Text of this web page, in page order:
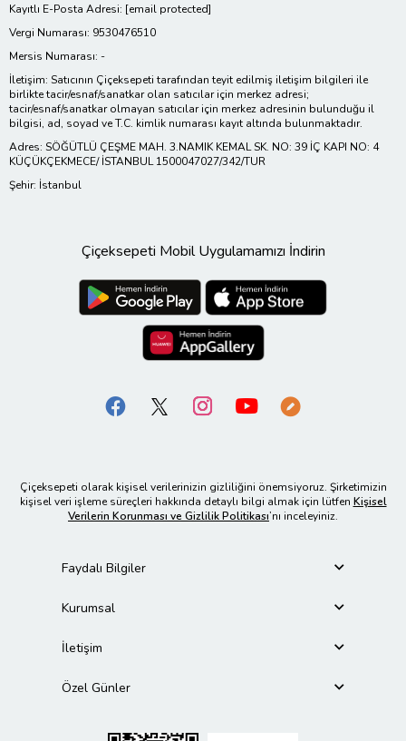
Kayıtlı E-Posta Adresi: [email protected]
Vergi Numarası: 9530476510
Mersis Numarası: -
İletişim: Satıcının Çiçeksepeti tarafından teyit edilmiş iletişim bilgileri ile
birlikte tacir/esnaf/sanatkar olan satıcılar için merkez adresi;
tacir/esnaf/sanatkar olmayan satıcılar için merkez adresinin bulunduğu il
bilgisi, ad, soyad ve T.C. kimlik numarası kayıt altında bulunmaktadır.
Adres: SÖĞÜTLÜ ÇEŞME MAH. 3.NAMIK KEMAL SK. NO: 39 İÇ KAPI NO: 4
KÜÇÜKÇEKMECE/ İSTANBUL 1500047027/342/TUR
Şehir: İstanbul
Çiçeksepeti Mobil Uygulamamızı İndirin
Çiçeksepeti olarak kişisel verilerinizin gizliliğini önemsiyoruz. Şirketimizin
kişisel veri işleme süreçleri hakkında detaylı bilgi almak için lütfen Kişisel
Verilerin Korunması ve Gizlilik Politikası’nı inceleyiniz.
Faydalı Bilgiler
Kurumsal
İletişim
Özel Günler